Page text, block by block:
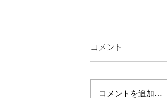
コメント
コメントを追加…